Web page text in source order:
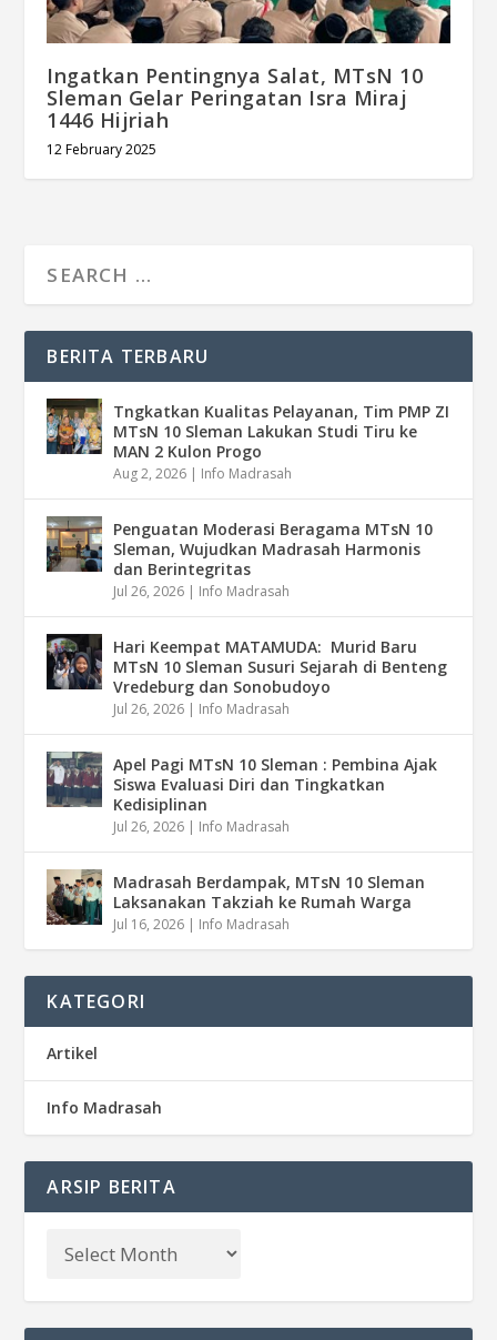
Ingatkan Pentingnya Salat, MTsN 10
Sleman Gelar Peringatan Isra Miraj
1446 Hijriah
12 February 2025
BERITA TERBARU
Tngkatkan Kualitas Pelayanan, Tim PMP ZI
MTsN 10 Sleman Lakukan Studi Tiru ke
MAN 2 Kulon Progo
Aug 2, 2026 | Info Madrasah
Penguatan Moderasi Beragama MTsN 10
Sleman, Wujudkan Madrasah Harmonis
dan Berintegritas
Jul 26, 2026 | Info Madrasah
Hari Keempat MATAMUDA: Murid Baru
MTsN 10 Sleman Susuri Sejarah di Benteng
Vredeburg dan Sonobudoyo
Jul 26, 2026 | Info Madrasah
Apel Pagi MTsN 10 Sleman : Pembina Ajak
Siswa Evaluasi Diri dan Tingkatkan
Kedisiplinan
Jul 26, 2026 | Info Madrasah
Madrasah Berdampak, MTsN 10 Sleman
Laksanakan Takziah ke Rumah Warga
Jul 16, 2026 | Info Madrasah
KATEGORI
Artikel
Info Madrasah
ARSIP BERITA